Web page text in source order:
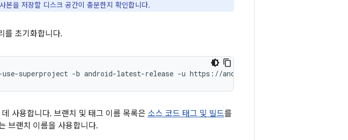
본을 저장할 디스크 공간이 충분한지 확인합니다.
를 초기화합니다.
superproject -b android-latest-release -u https://android.googlesource.com/
사용합니다. 브랜치 및 태그 이름 목록은 소스 코드 태그 및 빌드를
브랜치 이름을 사용합니다.